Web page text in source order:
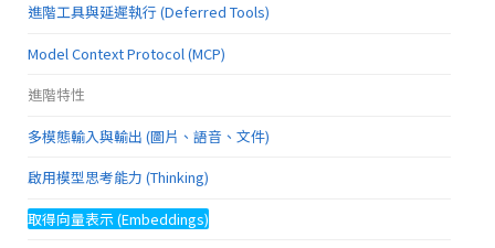
進階工具與延遲執行 (Deferred Tools)
Model Context Protocol (MCP)
進階特性
多模態輸入與輸出 (圖片、語音、文件)
啟用模型思考能力 (Thinking)
取得向量表示 (Embeddings)